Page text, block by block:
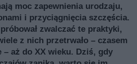
moc zapewnienia urodzaju,
i przyciągnięcia szczęścia.
zwalczać te praktyki,
z nich przetrwało – czasem
aż do XX wieku. Dziś, gdy